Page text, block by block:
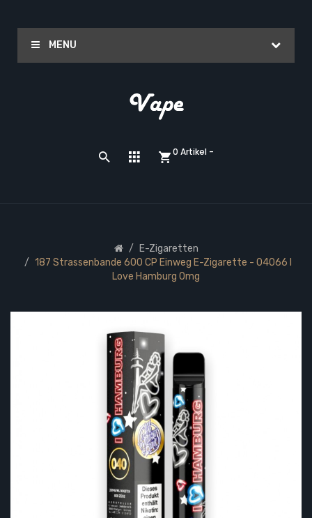
MENU
0 Artikel -
E-Zigaretten
187 Strassenbande 600 CP Einweg E-Zigarette - 04066 I
Love Hamburg 0mg